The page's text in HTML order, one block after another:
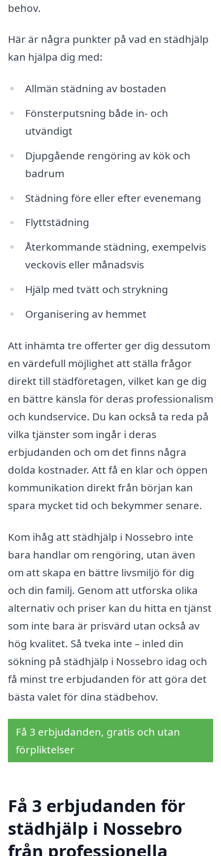
behov.
Här är några punkter på vad en städhjälp
kan hjälpa dig med:
Allmän städning av bostaden
Fönsterputsning både in- och
utvändigt
Djupgående rengöring av kök och
badrum
Städning före eller efter evenemang
Flyttstädning
Återkommande städning, exempelvis
veckovis eller månadsvis
Hjälp med tvätt och strykning
Organisering av hemmet
Att inhämta tre offerter ger dig dessutom
en värdefull möjlighet att ställa frågor
direkt till städföretagen, vilket kan ge dig
en bättre känsla för deras professionalism
och kundservice. Du kan också ta reda på
vilka tjänster som ingår i deras
erbjudanden och om det finns några
dolda kostnader. Att få en klar och öppen
kommunikation direkt från början kan
spara mycket tid och bekymmer senare.
Kom ihåg att städhjälp i Nossebro inte
bara handlar om rengöring, utan även
om att skapa en bättre livsmiljö för dig
och din familj. Genom att utforska olika
alternativ och priser kan du hitta en tjänst
som inte bara är prisvärd utan också av
hög kvalitet. Så tveka inte – inled din
sökning på städhjälp i Nossebro idag och
få minst tre erbjudanden för att göra det
bästa valet för dina städbehov.
Få 3 erbjudanden, gratis och utan
förpliktelser
Få 3 erbjudanden för
städhjälp i Nossebro
från professionella